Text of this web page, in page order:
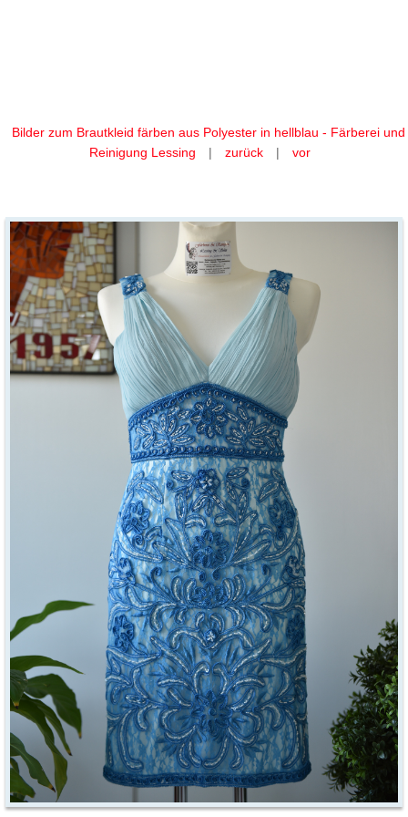
Bilder zum Brautkleid färben aus Polyester in hellblau - Färberei und
Reinigung Lessing
| zurück | vor